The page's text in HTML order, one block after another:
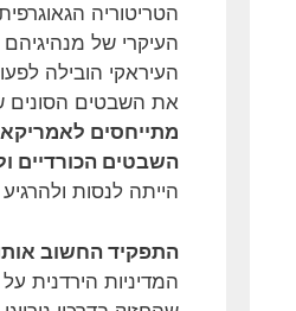
הטריטוריה
העיקרי של
העיראקי הובילה
את השבטים הסונים
מתייחסים
השבטים הכורדיים
הייתה לנסות
התפקיד החשוב
המדיניות הירדנית